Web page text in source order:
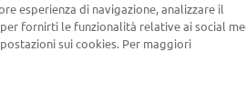
esperienza di navigazione, analizzare il
fornirti le funzionalità relative ai social
sui cookies. Per maggiori